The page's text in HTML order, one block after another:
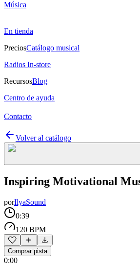
Música
En tienda
PreciosCatálogo musical
Radios In-store
RecursosBlog
Centro de ayuda
Contacto
Volver al catálogo
Inspiring Motivational
porIlyaSound
0:39
120 BPM
Comprar pista
0:00